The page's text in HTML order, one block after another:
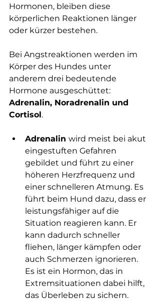
Hormonen, bleiben diese
körperlichen Reaktionen länger
oder kürzer bestehen.
Bei Angstreaktionen werden im
Körper des Hundes unter
anderem drei bedeutende
Hormone ausgeschüttet:
Adrenalin, Noradrenalin und
Cortisol.
Adrenalin wird meist bei akut
eingestuften Gefahren
gebildet und führt zu einer
höheren Herzfrequenz und
einer schnelleren Atmung. Es
führt beim Hund dazu, dass er
leistungsfähiger auf die
Situation reagieren kann. Er
kann dadurch schneller
fliehen, länger kämpfen oder
auch Schmerzen ignorieren.
Es ist ein Hormon, das in
Extremsituationen dabei hilft,
das Überleben zu sichern.